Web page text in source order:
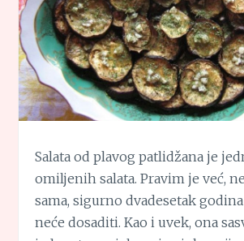
Salata od plavog patlidžana je
omiljenih salata. Pravim je već,
sama, sigurno dvadesetak
neće dosaditi. Kao i uvek, ona